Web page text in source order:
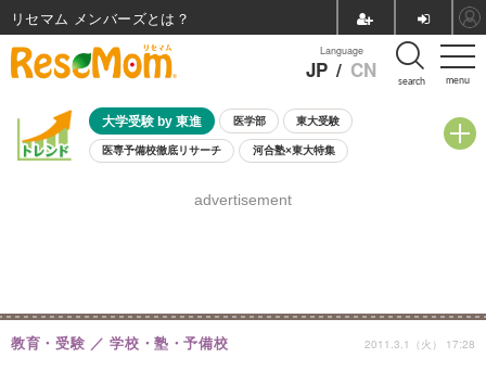
menu
Language
JP / CN search
大学受験 by 東進 医学部 東大受験
医専予備校徹底リサーチ 河合塾×東大特集
8月開催学校説明会・相談会
advertisement
教育・受験 学校・塾・予備校 2011.3.1（火） 17:28
リセマム メンバーズ